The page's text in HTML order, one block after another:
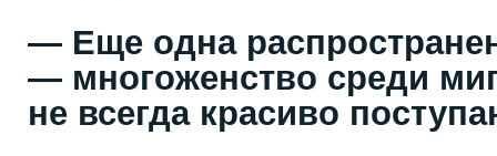
— Еще одна
— многоженство среди
не всегда красиво